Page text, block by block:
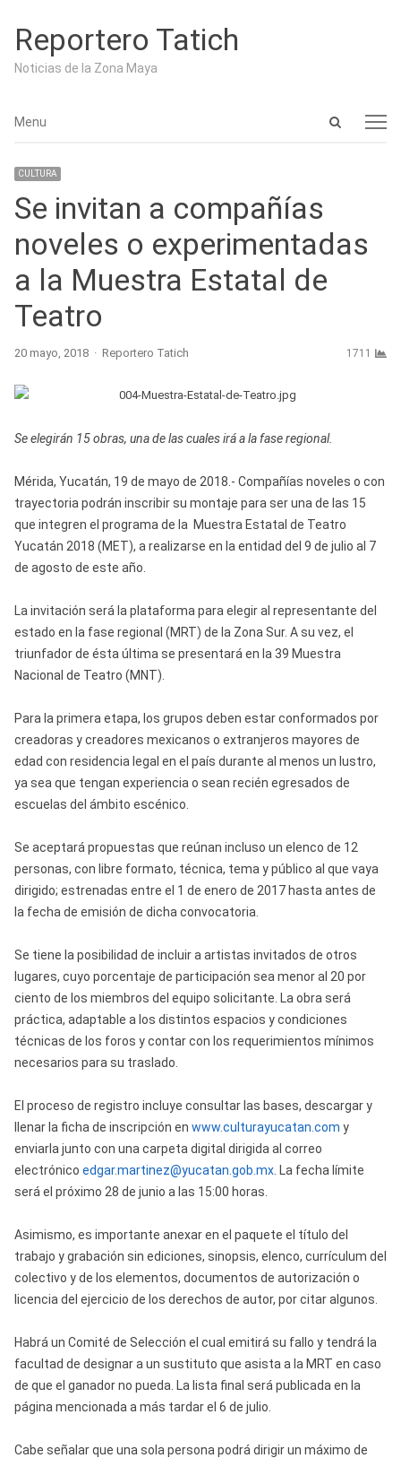
Reportero Tatich
Noticias de la Zona Maya
Open
Menu
Menu
CULTURA
Se invitan a compañías
noveles o experimentadas
a la Muestra Estatal de
Teatro
20 mayo, 2018 Author
Reportero Tatich 1711
Se elegirán 15 obras, una de las cuales irá a la fase regional.
Mérida, Yucatán, 19 de mayo de 2018.- Compañías noveles o con
trayectoria podrán inscribir su montaje para ser una de las 15
que integren el programa de la Muestra Estatal de Teatro
Yucatán 2018 (MET), a realizarse en la entidad del 9 de julio al 7
de agosto de este año.
La invitación será la plataforma para elegir al representante del
estado en la fase regional (MRT) de la Zona Sur. A su vez, el
triunfador de ésta última se presentará en la 39 Muestra
Nacional de Teatro (MNT).
Para la primera etapa, los grupos deben estar conformados por
creadoras y creadores mexicanos o extranjeros mayores de
edad con residencia legal en el país durante al menos un lustro,
ya sea que tengan experiencia o sean recién egresados de
escuelas del ámbito escénico.
Se aceptará propuestas que reúnan incluso un elenco de 12
personas, con libre formato, técnica, tema y público al que vaya
dirigido; estrenadas entre el 1 de enero de 2017 hasta antes de
la fecha de emisión de dicha convocatoria.
Se tiene la posibilidad de incluir a artistas invitados de otros
lugares, cuyo porcentaje de participación sea menor al 20 por
ciento de los miembros del equipo solicitante. La obra será
práctica, adaptable a los distintos espacios y condiciones
técnicas de los foros y contar con los requerimientos mínimos
necesarios para su traslado.
El proceso de registro incluye consultar las bases, descargar y
llenar la ficha de inscripción en www.culturayucatan.com y
enviarla junto con una carpeta digital dirigida al correo
electrónico edgar.martinez@yucatan.gob.mx. La fecha límite
será el próximo 28 de junio a las 15:00 horas.
Asimismo, es importante anexar en el paquete el título del
trabajo y grabación sin ediciones, sinopsis, elenco, currículum del
colectivo y de los elementos, documentos de autorización o
licencia del ejercicio de los derechos de autor, por citar algunos.
Habrá un Comité de Selección el cual emitirá su fallo y tendrá la
facultad de designar a un sustituto que asista a la MRT en caso
de que el ganador no pueda. La lista final será publicada en la
página mencionada a más tardar el 6 de julio.
Cabe señalar que una sola persona podrá dirigir un máximo de